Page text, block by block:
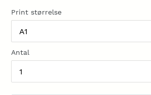
Print størrelse
Antal